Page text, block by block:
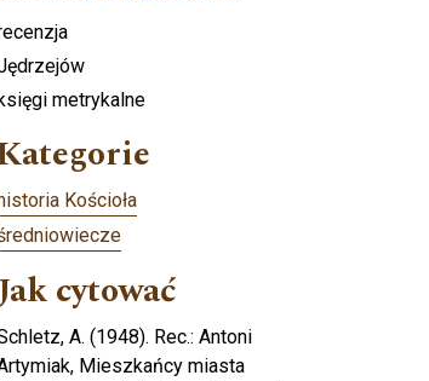
księgi metrykalne
historia Kościoła
cytować
A. (1948). Rec.: Antoni
Mieszkańcy miasta